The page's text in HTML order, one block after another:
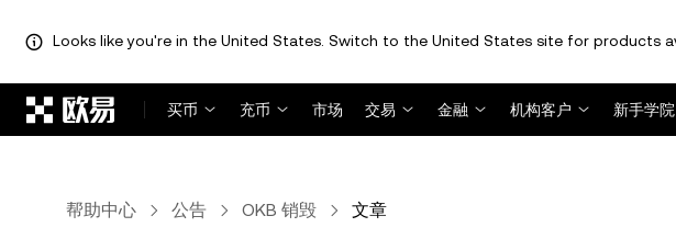
Looks like you're in the United States. Switch to the United States site for products
买币
充币 市场 交易 金融 机构客户 新手学院
帮助中心 公告 OKB 销毁 文章